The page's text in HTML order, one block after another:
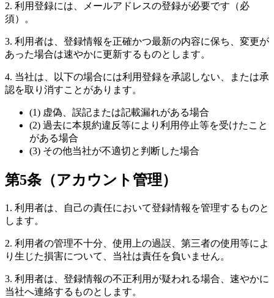
2. 利用登録には、メールアドレスの登録が必要です（必
須）。
3. 利用者は、登録情報を正確かつ最新の内容に保ち、変更が
あった場合は速やかに更新するものとします。
4. 当社は、以下の場合には利用登録を承認しない、または承
認を取り消すことがあります。
(1) 虚偽、誤記または記載漏れがある場合
(2) 過去に本規約違反等により利用停止等を受けたこと
がある場合
(3) その他当社が不適切と判断した場合
第5条（アカウント管理）
1. 利用者は、自己の責任において登録情報を管理するものと
します。
2. 利用者の管理不十分、使用上の過誤、第三者の使用等によ
り生じた損害について、当社は責任を負いません。
3. 利用者は、登録情報の不正利用が疑われる場合、速やかに
当社へ連絡するものとします。